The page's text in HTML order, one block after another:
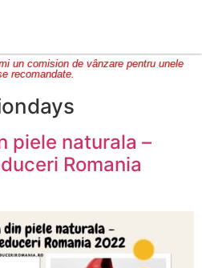
un comision de vânzare pentru unele
recomandate.
piele naturala –
Romania